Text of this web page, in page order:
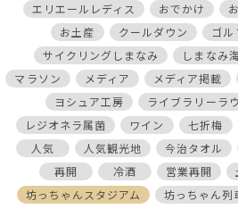
エリエールレディス
おでかけ
お土産
クールダウン ゴル
サイクリングしまなみ
しまなみ
マラソン
メディア メディア掲載
ヨシュア工房
ライブラリーラ
レジオネラ属菌
ワイン 七折梅
人気
人気観光地 今治タオル
再開
冷酒 営業再開
坊っちゃんスタジアム
坊っちゃん列